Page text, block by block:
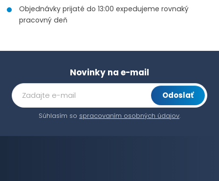
Objednávky prijaté do 13:00 expedujeme rovnaký
pracovný deň
Novinky na e-mail
Odoslať
Súhlasím so spracovaním osobných údajov.